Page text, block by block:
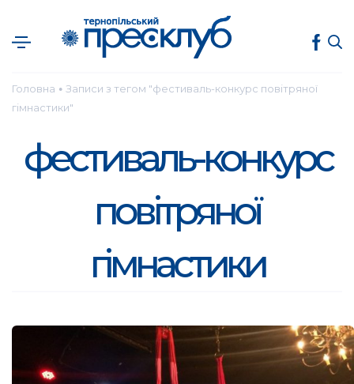
Головна ● Записи з тегом "фестиваль-конкурс повітряної
гімнастики"
фестиваль-конкурс
повітряної
гімнастики